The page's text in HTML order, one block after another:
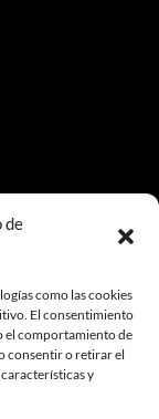
de
como las cookies
El consentimiento
el comportamiento de
consentir o retirar el
y